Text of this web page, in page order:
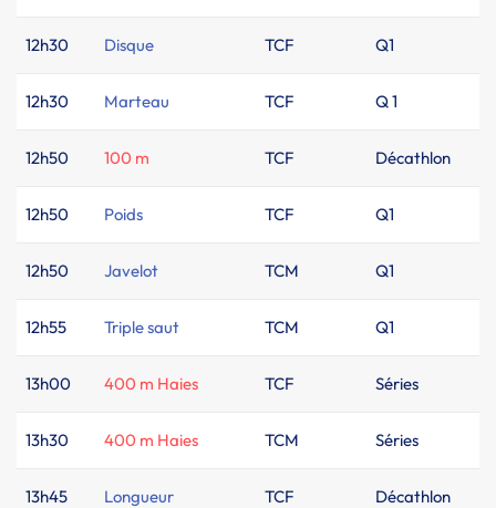
12h30 Disque TCF Q1
12h30 Marteau TCF Q 1
12h50 100 m TCF Décathlon
12h50 Poids TCF Q1
12h50 Javelot TCM Q1
12h55 Triple saut TCM Q1
13h00 400 m Haies TCF Séries
13h30 400 m Haies TCM Séries
13h45 Longueur TCF Décathlon